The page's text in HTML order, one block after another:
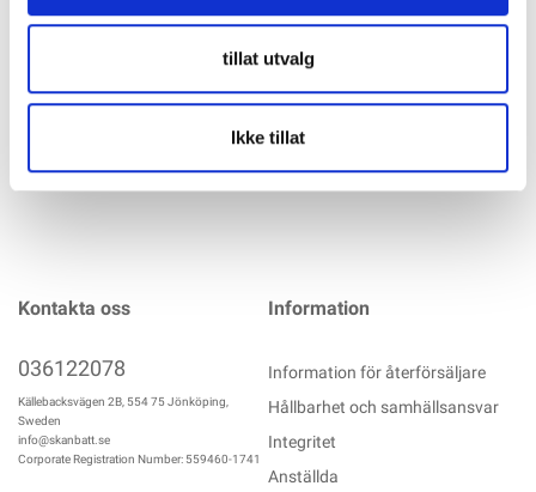
tillat utvalg
Ikke tillat
1,5 t/ 3 t driftstid Bältesclip Fickclips med magnet Vinkel:
Kontakta oss
036122078
Källebacksvägen 2B, 554 75 Jönköping,
Sweden
info@skanbatt.se
Corporate Registration Number: 559460-1741
Information
Information för återförsäljare
Hållbarhet och samhällsansvar
Integritet
Anställda